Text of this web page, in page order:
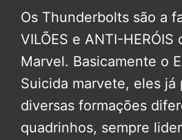
Os Thunderbolts são a
VILÕES e ANTI-HERÓIS
Marvel. Basicamente o
Suicida marvete, eles já
diversas formações
quadrinhos, sempre